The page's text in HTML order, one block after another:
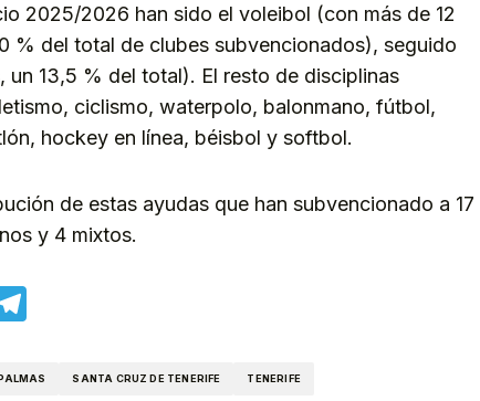
2025/2026 han sido el voleibol (con más de 12
% del total de clubes subvencionados), seguido
13,5 % del total). El resto de disciplinas
ciclismo, waterpolo, balonmano, fútbol,
hockey en línea, béisbol y softbol.
de estas ayudas que han subvencionado a 17
y 4 mixtos.
SANTA CRUZ DE TENERIFE TENERIFE